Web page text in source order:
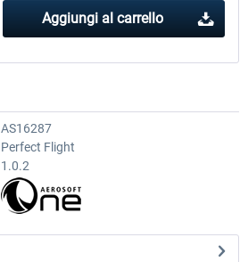
Aggiungi al carrello
AS16287
Perfect Flight
1.0.2